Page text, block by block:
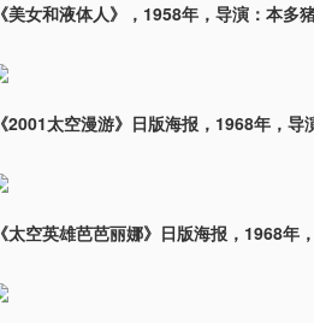
《美女和液体人》，1958年，导演：本多
《2001太空漫游》日版海报，1968年，
《太空英雄芭芭丽娜》日版海报，1968年